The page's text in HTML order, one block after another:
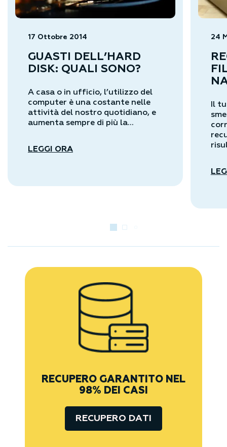
17 Ottobre 2014
GUASTI DELL’HARD
DISK: QUALI SONO?
A casa o in ufficio, l’utilizzo del
computer è una costante nelle
attività del nostro quotidiano, e
aumenta sempre di più la...
LEGGI ORA
24
Il
RECUPERO GARANTITO NEL
98% DEI CASI
RECUPERO DATI